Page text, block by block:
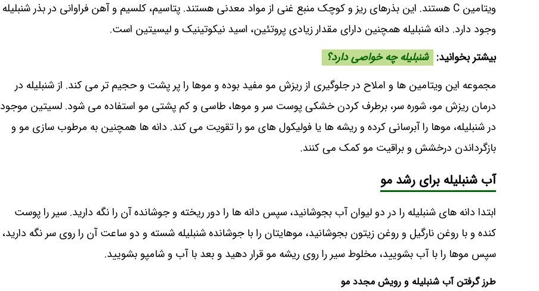
ویتامین C هستند. این بذرهای ریز و کوچک منبع غنی از مواد معدنی هستند. پتاسیم، کلسیم و آهن فراوانی در بذر شنبلیله
وجود دارد. دانه شنبلیله همچنین دارای مقدار زیادی پروتئین، اسید نیکوتینیک و لیسیتین است.
بیشتر بخوانید: شنبلیله چه خواصی دارد؟
مجموعه این ویتامین ها و املاح در جلوگیری از ریزش مو مفید بوده و موها را پر پشت و حجیم تر می کند. از شنبلیله در
درمان ریزش مو، شوره سر، برطرف کردن خشکی پوست سر و موها، طاسی و کم پشتی مو استفاده می شود. لسیتین موجود
در شنبلیله، موها را آبرسانی کرده و ریشه ها یا فولیکول های مو را تقویت می کند. دانه ها همچنین به مرطوب سازی مو و
بازگرداندن درخشش و براقیت مو کمک می کنند.
آب شنبلیله برای رشد مو
ابتدا دانه های شنبلیله را در دو لیوان آب بجوشانید، سپس دانه ها را دور ریخته و جوشانده آن را نگه دارید. سیر را پوست
کنده و با روغن نارگیل و روغن زیتون بجوشانید، موهایتان را با جوشانده شنبلیله شسته و دو ساعت آن را روی سر نگه دارید،
سپس موها را با آب بشویید، مخلوط سیر را روی ریشه مو قرار دهید و بعد با آب و شامپو بشویید.
طرز گرفتن آب شنبلیله و رویش مجدد مو